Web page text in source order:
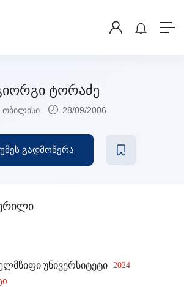
ტორაძე
თბილისი 28/09/2006
გადმოწერა
უნივერსიტეტი 2024